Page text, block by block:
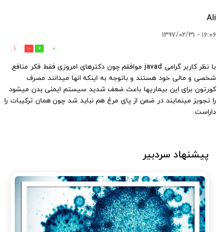
Ali
۱۶:۰۶ - ۱۳۹۷/۰۲/۳۱
0
1
با نظر کاربر گرامی javad موافقم چون دکترهای امروزی فقط فکر منافع
شخصی و مالی خود هستند و باتوجه به اینکه انها میدانند مصرف
کورتون برای این بیماریها باعث ضعف شدید سیستم ایمنی بدن میشود
را تجویز مینمایند در ضمن از پای مرغ هم نباید شد چون همان ترکیبات را
داراست.
پیشنهاد سردبیر